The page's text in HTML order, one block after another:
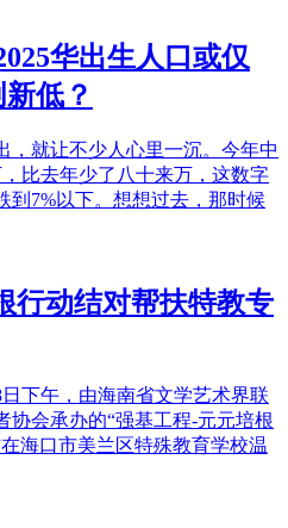
华出生人口或仅
低？
，就让不少人心里一沉。今年中
比去年少了八十来万，这数字
到7%以下。想想过去，那时候
行动结对帮扶特教专
下午，由海南省文学艺术界联
协会承办的“强基工程-元元培根
海口市美兰区特殊教育学校温